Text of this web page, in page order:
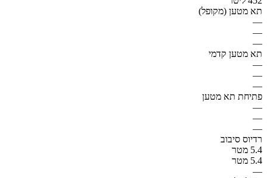
תא מטען (מקופל)
—
—
—
תא מטען קדמי
—
—
—
פתיחת תא מטען
—
—
—
רדיוס סיבוב
5.4 מטר
5.4 מטר
—